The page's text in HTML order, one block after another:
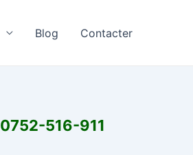
Blog Contacter
0752-516-911